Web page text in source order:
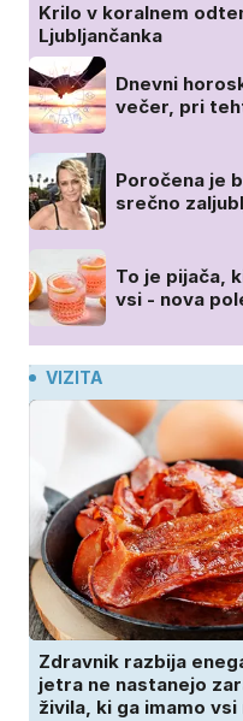
Krilo v koralnem
Ljubljančanka
Dnevni
večer, pri
Poročena je
srečno
To je pijača,
vsi - nova
VIZITA
Zdravnik razbija
jetra ne nastanejo
živila, ki ga imamo vsi